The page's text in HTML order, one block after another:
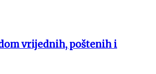
vrijednih, poštenih i